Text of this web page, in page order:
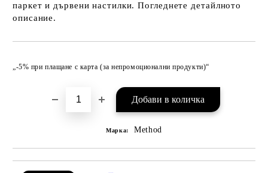
паркет и дървени настилки. Погледнете детайлното
описание.
„-5% при плащане с карта (за непромоционални продукти)“
Марка: Method